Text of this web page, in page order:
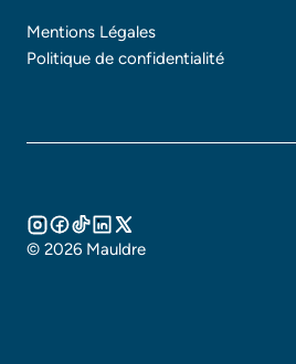
Mentions Légales
Politique de confidentialité
© 2026 Mauldre